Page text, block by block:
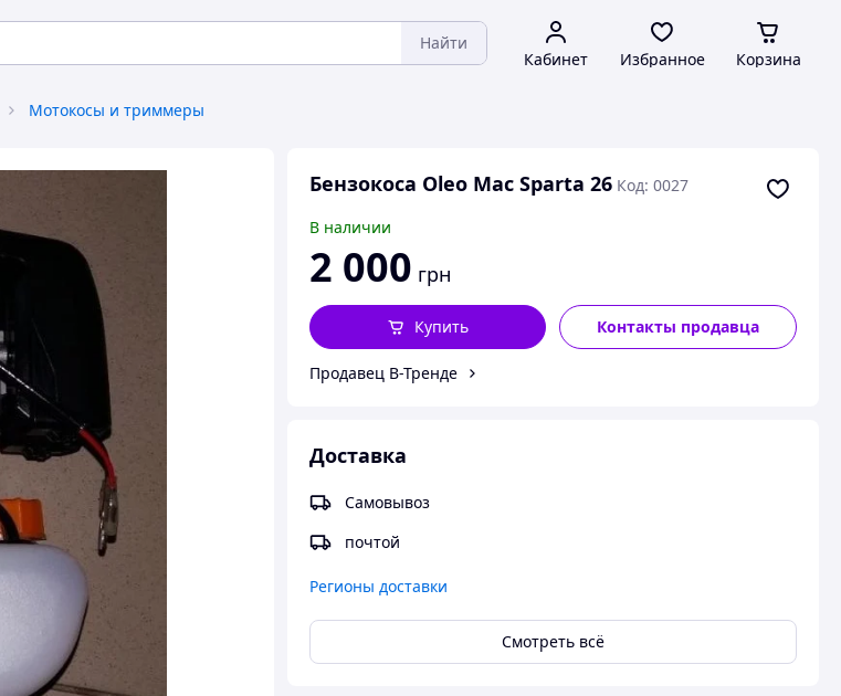
Найти
Кабинет Избранное Корзина
Мотокосы и триммеры
Бензокоса Oleo Mac Sparta 26 Код: 0027
В наличии
2 000 грн
Контакты продавца
Купить
Продавец В-Тренде
Доставка
Самовывоз
почтой
Регионы доставки
Смотреть всё